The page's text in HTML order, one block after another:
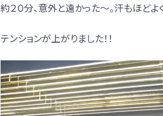
約２０分、意外と遠かった～。汗もほど
テンションが上がりました！！